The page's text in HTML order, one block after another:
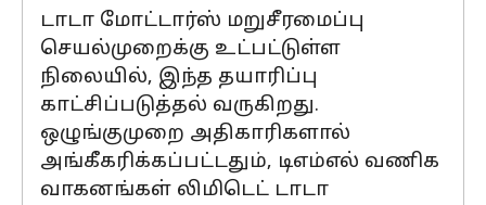
டாடா மோட்டார்ஸ் மறுசீரமைப்பு
செயல்முறைக்கு உட்பட்டுள்ள
நிலையில், இந்த தயாரிப்பு
காட்சிப்படுத்தல் வருகிறது.
ஒழுங்குமுறை அதிகாரிகளால்
அங்கீகரிக்கப்பட்டதும், டிஎம்எல் வணிக
வாகனங்கள் லிமிடெட் டாடா